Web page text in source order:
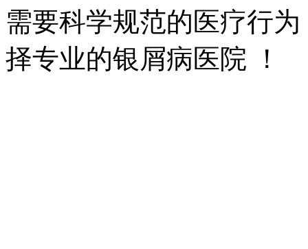
需要科学规范的医疗行
择专业的银屑病医院 ！